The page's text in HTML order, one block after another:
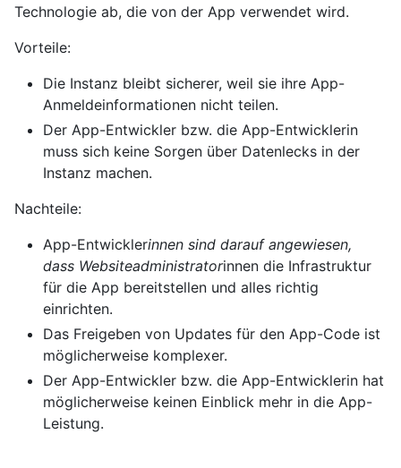
Technologie ab, die von der App verwendet wird.
Vorteile:
Die Instanz bleibt sicherer, weil sie ihre App-
Anmeldeinformationen nicht teilen.
Der App-Entwickler bzw. die App-Entwicklerin
muss sich keine Sorgen über Datenlecks in der
Instanz machen.
Nachteile:
App-Entwicklerinnen sind darauf angewiesen,
dass Websiteadministratorinnen die Infrastruktur
für die App bereitstellen und alles richtig
einrichten.
Das Freigeben von Updates für den App-Code ist
möglicherweise komplexer.
Der App-Entwickler bzw. die App-Entwicklerin hat
möglicherweise keinen Einblick mehr in die App-
Leistung.